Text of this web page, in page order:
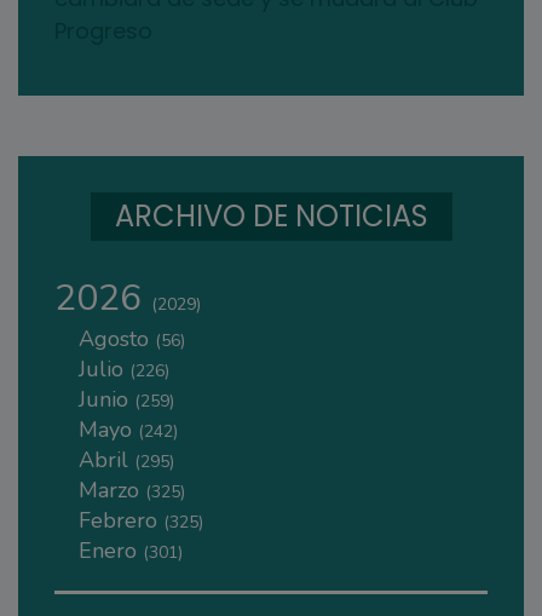
ARCHIVO DE NOTICIAS
2026 (2029)
Agosto (56)
Julio (226)
Junio (259)
Mayo (242)
Abril (295)
Marzo (325)
Febrero (325)
Enero (301)